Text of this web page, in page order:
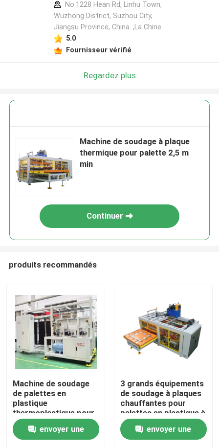
Aperçu
Produits
No.1228 Hean Rd, Linhu Town,
Wuzhong District, Suzhou City,
Jiangsu Province, China. ,La Chine
5.0
Fournisseur vérifié
Regardez plus
Machine de soudage à plaque
thermique pour palette 2,5 m
min
Continuer
produits recommandés
Machine de soudage
de palettes en
plastique
thermoplastique pour
PP PE ABS PVC
envoyer une
3 grands équipements
de soudage à plaques
chauffantes pour
palettes en plastique à
commande servo avec
table coulissante
gauche et droite
envoyer une